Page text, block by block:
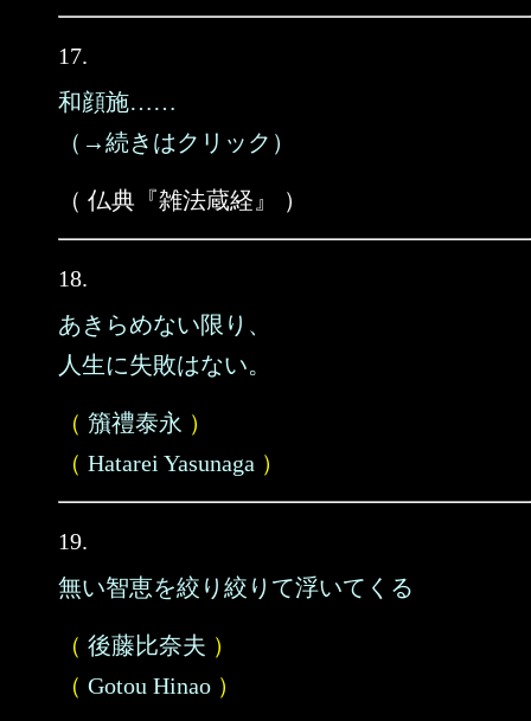
17.
和顔施……
（→続きはクリック）
（ 仏典『雑法蔵経』 ）
18.
あきらめない限り、
人生に失敗はない。
（ 籏禮泰永 ）
（ Hatarei Yasunaga ）
19.
無い智恵を絞り絞りて浮いてくる
（ 後藤比奈夫 ）
（ Gotou Hinao ）